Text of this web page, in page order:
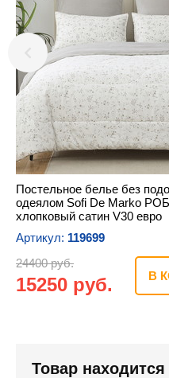
Постельное белье без
одеялом Sofi De Marko
хлопковый сатин V30 евро
Артикул: 119699
24400 руб.
15250 руб. В
Товар